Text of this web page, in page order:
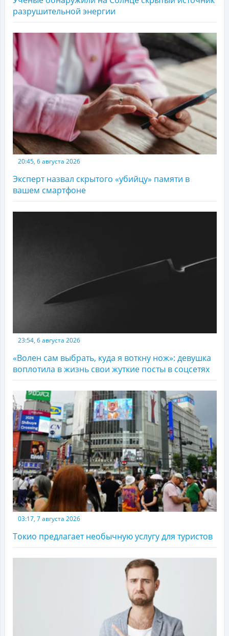
разрушительной энергии
20:45, 6 августа 2026
Эксперт назвал скрытого «убийцу» памяти в
вашем смартфоне
23:54, 6 августа 2026
«Волен сам выбрать, куда я воткну нож»: девушка
воплотила в жизнь свои жуткие посты в соцсетях
03:17, 7 августа 2026
Токио предлагает необычную услугу для туристов